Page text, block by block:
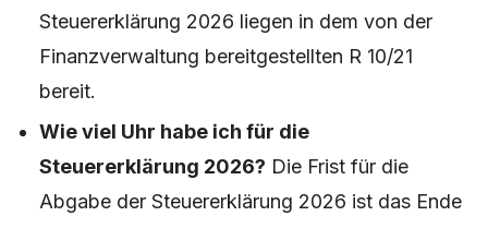
Steuererklärung 2026 liegen in dem von der
Finanzverwaltung bereitgestellten R 10/21
bereit.
Wie viel Uhr habe ich für die
Steuererklärung 2026? Die Frist für die
Abgabe der Steuererklärung 2026 ist das Ende